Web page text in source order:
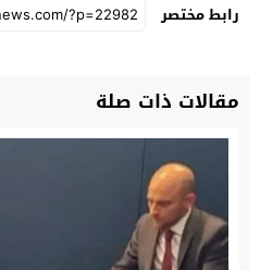
رابط مختصر
مقالات ذات صلة